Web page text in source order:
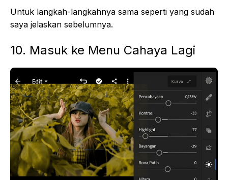
Untuk langkah-langkahnya sama seperti yang sudah
saya jelaskan sebelumnya.
10. Masuk ke Menu Cahaya Lagi